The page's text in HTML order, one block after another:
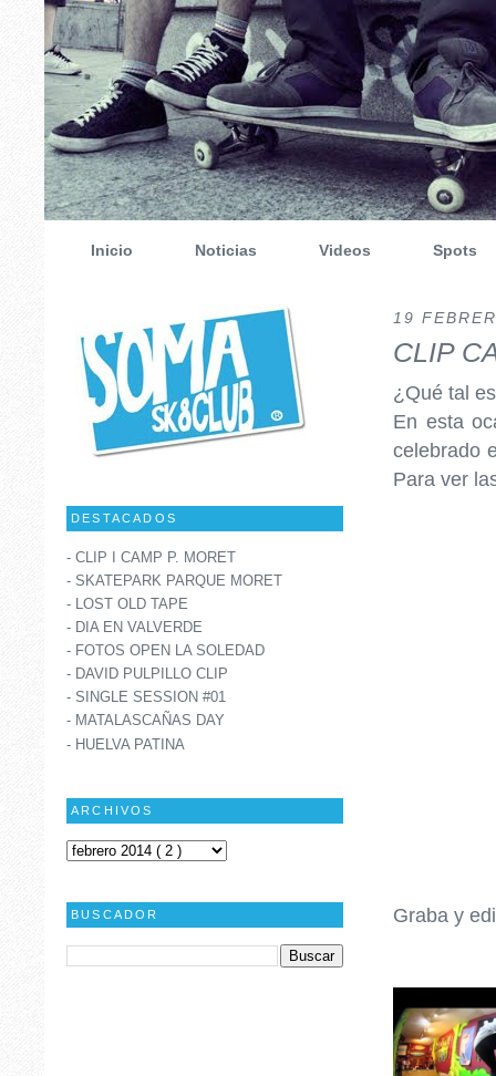
Inicio Noticias Videos Spots
19
CLIP
¿Qué tal
En esta
celebrado
Para ver
Graba y
DESTACADOS
- CLIP I CAMP P. MORET
- SKATEPARK PARQUE MORET
- LOST OLD TAPE
- DIA EN VALVERDE
- FOTOS OPEN LA SOLEDAD
- DAVID PULPILLO CLIP
- SINGLE SESSION #01
- MATALASCAÑAS DAY
- HUELVA PATINA
ARCHIVOS
BUSCADOR